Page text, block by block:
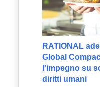
RATIONAL
Global
l'impegno su
diritti umani